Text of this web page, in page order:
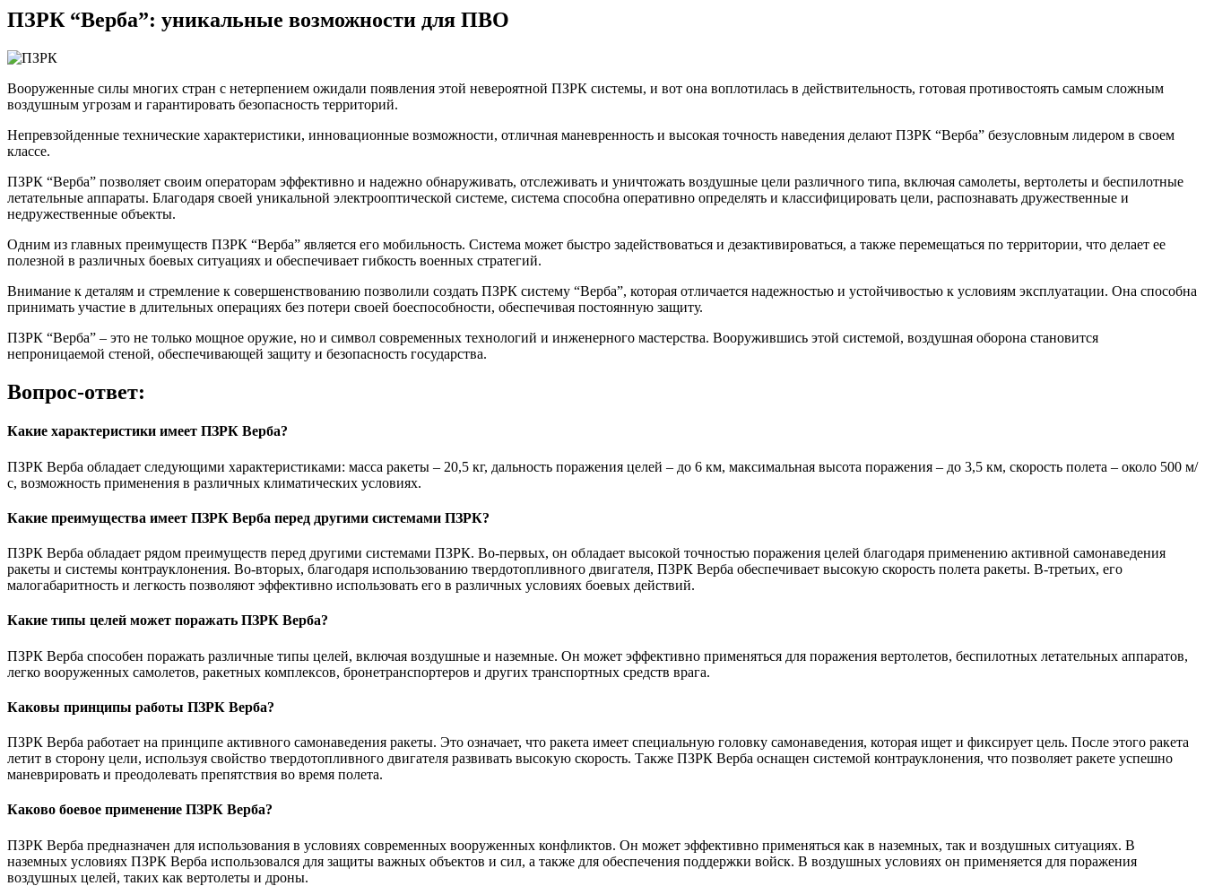
ПЗРК “Верба”: уникальные возможности для ПВО
Вооруженные силы многих стран с нетерпением ожидали появления этой невероятной ПЗРК системы, и вот она воплотилась в действительность, готовая противостоять самым сложным
воздушным угрозам и гарантировать безопасность территорий.
Непревзойденные технические характеристики, инновационные возможности, отличная маневренность и высокая точность наведения делают ПЗРК “Верба” безусловным лидером в своем
классе.
ПЗРК “Верба” позволяет своим операторам эффективно и надежно обнаруживать, отслеживать и уничтожать воздушные цели различного типа, включая самолеты, вертолеты и беспилотные
летательные аппараты. Благодаря своей уникальной электрооптической системе, система способна оперативно определять и классифицировать цели, распознавать дружественные и
недружественные объекты.
Одним из главных преимуществ ПЗРК “Верба” является его мобильность. Система может быстро задействоваться и дезактивироваться, а также перемещаться по территории, что делает ее
полезной в различных боевых ситуациях и обеспечивает гибкость военных стратегий.
Внимание к деталям и стремление к совершенствованию позволили создать ПЗРК систему “Верба”, которая отличается надежностью и устойчивостью к условиям эксплуатации. Она способна
принимать участие в длительных операциях без потери своей боеспособности, обеспечивая постоянную защиту.
ПЗРК “Верба” – это не только мощное оружие, но и символ современных технологий и инженерного мастерства. Вооружившись этой системой, воздушная оборона становится
непроницаемой стеной, обеспечивающей защиту и безопасность государства.
Вопрос-ответ:
Какие характеристики имеет ПЗРК Верба?
ПЗРК Верба обладает следующими характеристиками: масса ракеты – 20,5 кг, дальность поражения целей – до 6 км, максимальная высота поражения – до 3,5 км, скорость полета – около 500 м/
с, возможность применения в различных климатических условиях.
Какие преимущества имеет ПЗРК Верба перед другими системами ПЗРК?
ПЗРК Верба обладает рядом преимуществ перед другими системами ПЗРК. Во-первых, он обладает высокой точностью поражения целей благодаря применению активной самонаведения
ракеты и системы контрауклонения. Во-вторых, благодаря использованию твердотопливного двигателя, ПЗРК Верба обеспечивает высокую скорость полета ракеты. В-третьих, его
малогабаритность и легкость позволяют эффективно использовать его в различных условиях боевых действий.
Какие типы целей может поражать ПЗРК Верба?
ПЗРК Верба способен поражать различные типы целей, включая воздушные и наземные. Он может эффективно применяться для поражения вертолетов, беспилотных летательных аппаратов,
легко вооруженных самолетов, ракетных комплексов, бронетранспортеров и других транспортных средств врага.
Каковы принципы работы ПЗРК Верба?
ПЗРК Верба работает на принципе активного самонаведения ракеты. Это означает, что ракета имеет специальную головку самонаведения, которая ищет и фиксирует цель. После этого ракета
летит в сторону цели, используя свойство твердотопливного двигателя развивать высокую скорость. Также ПЗРК Верба оснащен системой контрауклонения, что позволяет ракете успешно
маневрировать и преодолевать препятствия во время полета.
Каково боевое применение ПЗРК Верба?
ПЗРК Верба предназначен для использования в условиях современных вооруженных конфликтов. Он может эффективно применяться как в наземных, так и воздушных ситуациях. В
наземных условиях ПЗРК Верба использовался для защиты важных объектов и сил, а также для обеспечения поддержки войск. В воздушных условиях он применяется для поражения
воздушных целей, таких как вертолеты и дроны.